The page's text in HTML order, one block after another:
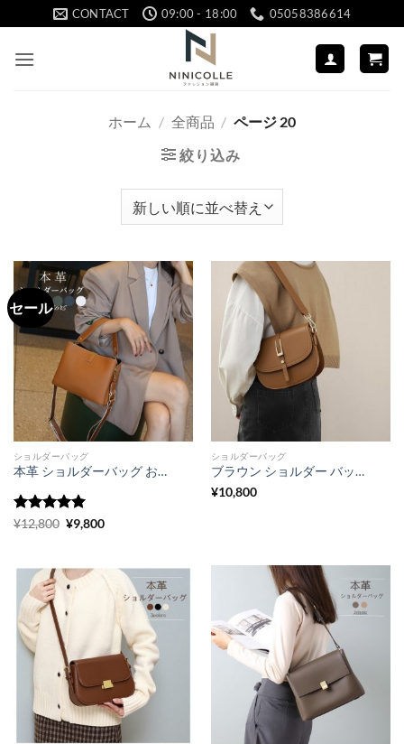
to
content
CONTACT 09:00 - 18:00 05058386614
ホーム / 全商品 / ページ 20
絞り込み
セール
ショルダーバッグ
本革 ショルダーバッグ おしゃれ 30代 40 代 バッグ ブランド お 手頃 入学式 卒業 式 バッグ マザーズ バッグ ショルダー
5段階中 5の
¥12,800 元
は
¥12,800
で
た。
¥9,800現
格
は
¥9,800
で
ショルダーバッグ
ブラウン ショルダー バッグ 2way 大人 可愛い 斜 めがけ バッグ きれいめ 肩掛け カバン 通勤 通学 ショルダー バッグ レディース 小さめ
¥10,800